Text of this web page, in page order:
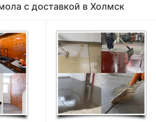
с доставкой в Холмск